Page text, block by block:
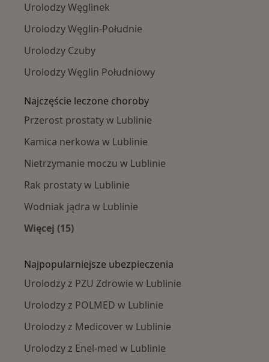
Urolodzy Węglinek
Urolodzy Węglin-Południe
Urolodzy Czuby
Urolodzy Węglin Południowy
Najczęście leczone choroby
Przerost prostaty w Lublinie
Kamica nerkowa w Lublinie
Nietrzymanie moczu w Lublinie
Rak prostaty w Lublinie
Wodniak jądra w Lublinie
Więcej (15)
Najpopularniejsze ubezpieczenia
Urolodzy z PZU Zdrowie w Lublinie
Urolodzy z POLMED w Lublinie
Urolodzy z Medicover w Lublinie
Urolodzy z Enel-med w Lublinie